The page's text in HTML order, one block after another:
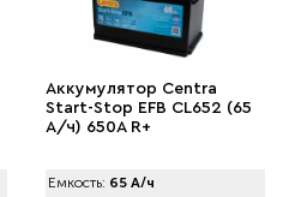
Аккумулятор Centra
Start-Stop EFB CL652 (65
А/ч) 650A R+
Емкость: 65 А/ч